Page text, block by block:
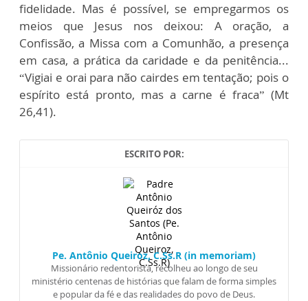
fidelidade. Mas é possível, se empregarmos os
meios que Jesus nos deixou: A oração, a
Confissão, a Missa com a Comunhão, a presença
em casa, a prática da caridade e da penitência...
“Vigiai e orai para não cairdes em tentação; pois o
espírito está pronto, mas a carne é fraca” (Mt
26,41).
ESCRITO POR:
Pe. Antônio Queiroz, C.Ss.R (in memoriam)
Missionário redentorista, recolheu ao longo de seu
ministério centenas de histórias que falam de forma simples
e popular da fé e das realidades do povo de Deus.